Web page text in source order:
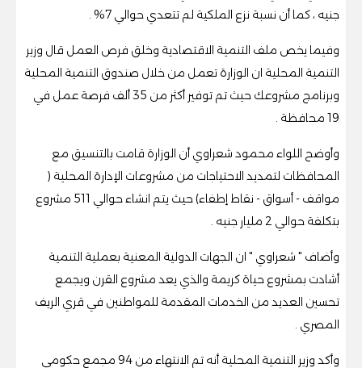
جنيه ، كما أن نسبة نزع الملكية لم تتعدي حوالي 7% .
وفيما يخص ملف التنمية الاقتصادية وخلق فرص العمل قال وزير
التنمية المحلية ان الوزارة تعمل من خلال صندوق التنمية المحلية
وبرنامج مشروعك حيث تم توفير أكثر من 35 ألف فرصة عمل في
19 محافظة .
وأوضح اللواء محمود شعراوي أن الوزارة قامت بالتنسيق مع
المحافظات لتمديد الاحتياجات من مشروعات الإدارة المحلية (
مواقف - أسواق - نقاط إطفاء) حيث يتم انشاء حوالي 511 مشروع
بتكلفة حوالي 2 مليار جنيه .
وأضاف " شعراوي " ان الجهات الدولية المعنية بعملية التنمية
أشادت بمشروع حياة كريمة والذي يعد مشروع القرن ويجمع
تحسين العديد من الخدمات المقدمة للمواطنين في قري الريف
المصري .
وأكد وزير التنمية المحلية أنه تم الانتهاء من 94 مجمع حكومي